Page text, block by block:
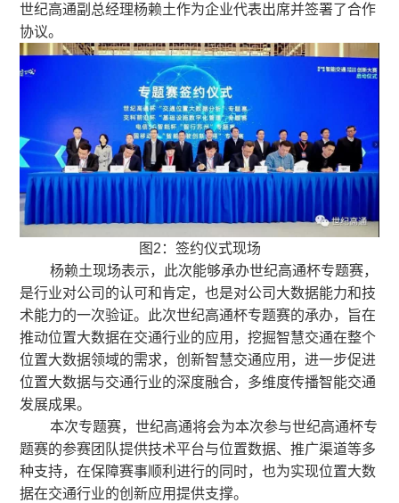
世纪高通副总经理杨赖土作为企业代表出席并签署了合作
协议。
图2：签约仪式现场
杨赖土现场表示，此次能够承办世纪高通杯专题赛，
是行业对公司的认可和肯定，也是对公司大数据能力和技
术能力的一次验证。此次世纪高通杯专题赛的承办，旨在
推动位置大数据在交通行业的应用，挖掘智慧交通在整个
位置大数据领域的需求，创新智慧交通应用，进一步促进
位置大数据与交通行业的深度融合，多维度传播智能交通
发展成果。
本次专题赛，世纪高通将会为本次参与世纪高通杯专
题赛的参赛团队提供技术平台与位置数据、推广渠道等多
种支持，在保障赛事顺利进行的同时，也为实现位置大数
据在交通行业的创新应用提供支撑。